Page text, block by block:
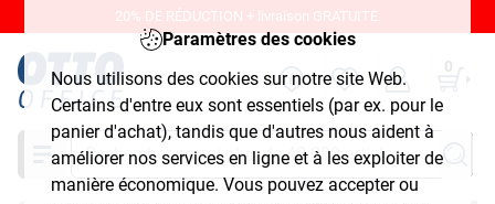
Paramètres des cookies
Nous utilisons des cookies sur notre site Web.
Certains d'entre eux sont essentiels (par ex. pour le
panier d'achat), tandis que d'autres nous aident à
améliorer nos services en ligne et à les exploiter de
manière économique. Vous pouvez accepter ou
20% DE RÉDUCTION + livraison GRATUITE.
0
Chercher